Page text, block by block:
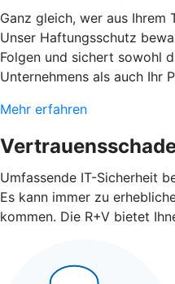
Ganz gleich, wer aus Ihrem
Unser Haftungsschutz
Folgen und sichert sowohl
Unternehmens als auch Ihr
Mehr erfahren
Umfassende IT-Sicherheit
Es kann immer zu
kommen. Die R+V bietet